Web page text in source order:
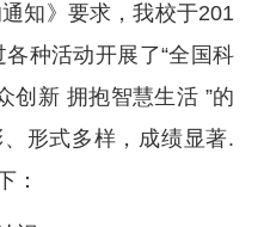
知》要求，我校于201
种活动开展了“全国科
创新 拥抱智慧生活 ”的
形式多样，成绩显著.
：